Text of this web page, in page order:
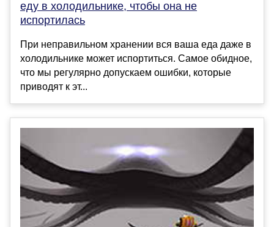
еду в холодильнике, чтобы она не
испортилась
При неправильном хранении вся ваша еда даже в
холодильнике может испортиться. Самое обидное,
что мы регулярно допускаем ошибки, которые
приводят к эт...